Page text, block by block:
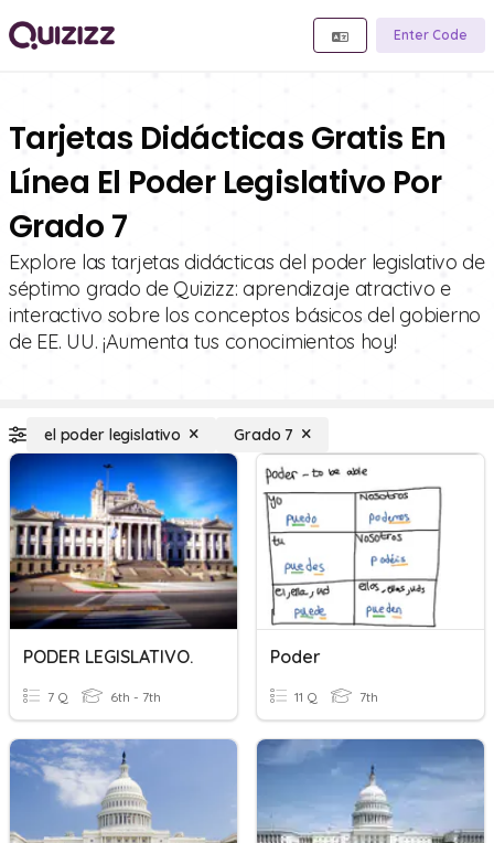
Enter Code
Tarjetas Didácticas Gratis En
Línea El Poder Legislativo Por
Grado 7
Explore las tarjetas didácticas del poder legislativo de
séptimo grado de Quizizz: aprendizaje atractivo e
interactivo sobre los conceptos básicos del gobierno
de EE. UU. ¡Aumenta tus conocimientos hoy!
el poder legislativo Grado 7
PODER LEGISLATIVO.
7 Q 6th - 7th
Poder
11 Q 7th